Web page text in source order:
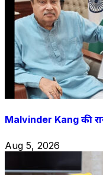
Malvinder Kang की
Aug 5, 2026